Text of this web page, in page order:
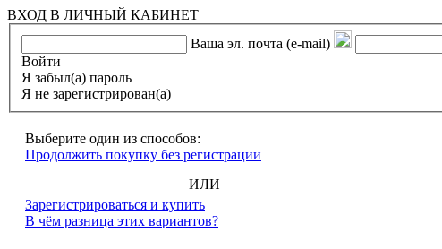
ВХОД В ЛИЧНЫЙ КАБИНЕТ
Ваша эл. почта (e-mail)
Войти
Я забыл(а) пароль
Я не зарегистрирован(а)
Выберите один из способов:
Продолжить покупку без регистрации
ИЛИ
Зарегистрироваться и купить
В чём разница этих вариантов?